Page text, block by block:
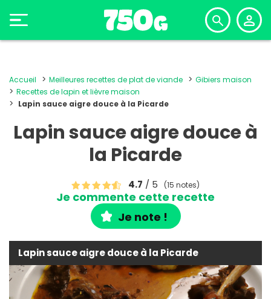
Accueil Meilleures recettes de plat de viande
Gibiers maison
Recettes de lapin et lièvre maison
Lapin sauce aigre douce à la Picarde
Lapin sauce aigre douce à
la Picarde
4.7 / 5 (15 notes)
Je commente cette recette
Je note !
Lapin sauce aigre douce à la Picarde